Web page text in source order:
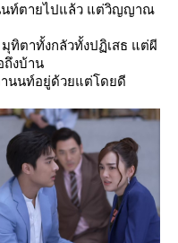
นท์ตายไปแล้ว แต่วิญญาณ
ทิตาทั้งกลัวทั้งปฏิเสธ แต่ผี
งบ้าน
นนท์อยู่ด้วยแต่โดยดี